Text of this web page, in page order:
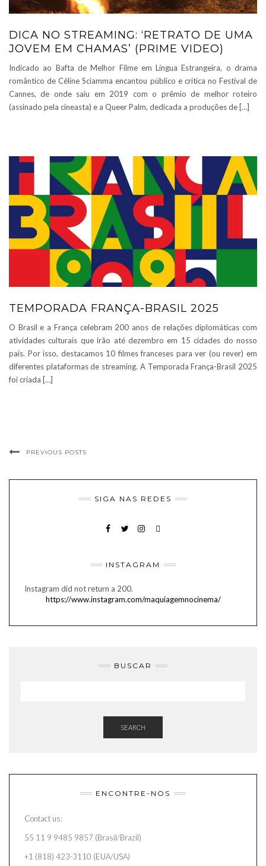
DICA NO STREAMING: ‘RETRATO DE UMA
JOVEM EM CHAMAS’ (PRIME VIDEO)
Indicado ao Bafta de Melhor Filme em Língua Estrangeira, o drama
romântico de Céline Sciamma encantou público e crítica no Festival de
Cannes, de onde saiu em 2019 com o prêmio de melhor roteiro
(assinado pela cineasta) e a Queer Palm, dedicada a produções de […]
TEMPORADA FRANÇA-BRASIL 2025
O Brasil e a França celebram 200 anos de relações diplomáticas com
atividades culturais que irão até dezembro em 15 cidades do nosso
país. Por isso, destacamos 10 filmes franceses para ver (ou rever) em
diferentes plataformas de streaming. A Temporada França-Brasil 2025
foi criada […]
PREVIOUS POSTS
SIGA NAS REDES
INSTAGRAM
Instagram did not return a 200.
https://www.instagram.com/maquiagemnocinema/
BUSCAR
SEARCH
ENCONTRE-NOS
Contact us:
55 11 9 9485 9857 (Brasil/Brazil)
+1 (818) 423-3110 (EUA/USA)